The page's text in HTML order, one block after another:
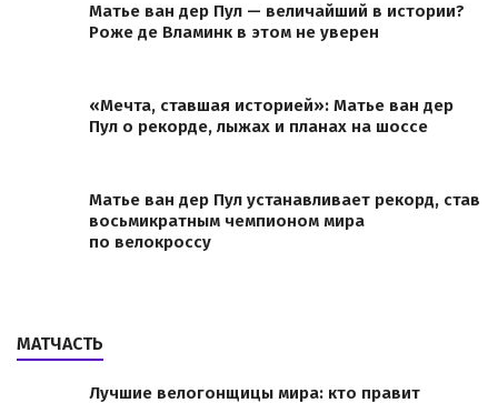
Матье ван дер Пул — величайший в истории?
Роже де Вламинк в этом не уверен
«Мечта, ставшая историей»: Матье ван дер
Пул о рекорде, лыжах и планах на шоссе
Матье ван дер Пул устанавливает рекорд, став
восьмикратным чемпионом мира
по велокроссу
МАТЧАСТЬ
Лучшие велогонщицы мира: кто правит